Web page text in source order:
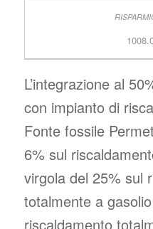
L’integrazione al
con impianto di
Fonte fossile
6% sul
virgola del 25% sul
totalmente a
riscaldamento